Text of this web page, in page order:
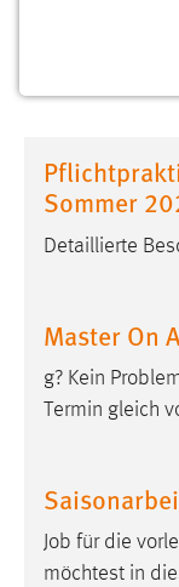
Sommer
Detaillierte
Master On
g? Kein
Termin gleich
Job für die
möchtest in
Website
Zweck:
Cookie
Name: